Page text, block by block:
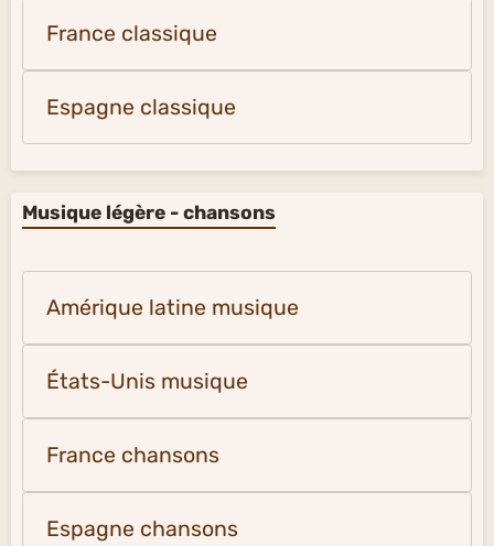
France classique
Espagne classique
Musique légère - chansons
Amérique latine musique
États-Unis musique
France chansons
Espagne chansons